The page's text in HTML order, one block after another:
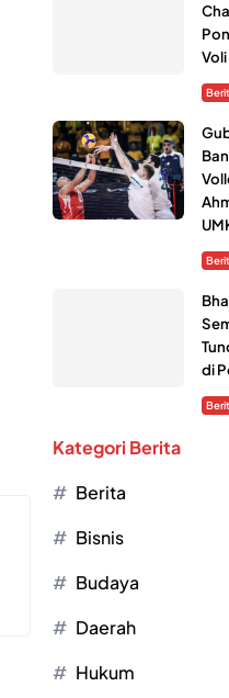
di
Kategori Berita
Berita
Bisnis
Budaya
Daerah
Hukum